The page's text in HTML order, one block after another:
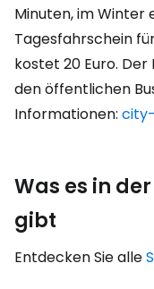
Minuten, im Winter
Tagesfahrschein
kostet 20 Euro.
den öffentlichen
Informationen:
Was es in
gibt
Entdecken Sie alle